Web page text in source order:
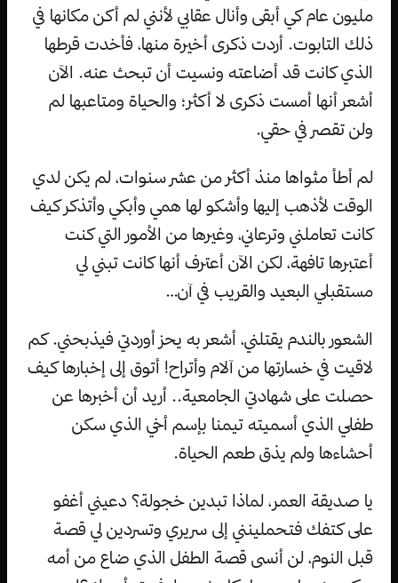
مليون عام كي أبقى وأنال عقابي لأنني لم أكن مكانها في
ذلك التابوت. أردت ذكرى أخيرة منها، فأخدت قرطها
الذي كانت قد أضاعته ونسيت أن تبحث عنه. الآن
أشعر أنها أمست ذكرى لا أكثر؛ والحياة ومتاعبها لم
ولن تقصر في حقي.
لم أطأ مثواها منذ أكثر من عشر سنوات، لم يكن لدي
الوقت لأذهب إليها وأشكو لها همي وأبكي وأتذكر كيف
كانت تعاملني وترعاني، وغيرها من الأمور التي كنت
أعتبرها تافهة، لكن الآن أعترف أنها كانت تبني لي
مستقبلي البعيد والقريب في آن…
الشعور بالندم يقتلني، أشعر به يحز أوردتي فيذبحني. كم
لاقيت في خسارتها من آلام وأتراح! أتوق إلى إخبارها كيف
حصلت على شهادتي الجامعية.. أريد أن أخبرها عن
طفلي الذي أسميته تيمنا بإسم أخي الذي سكن
أحشاءها ولم يذق طعم الحياة.
يا صديقة العمر، لماذا تبدين خجولة؟ دعيني أغفو
على كتفك فتحملينني إلى سريري وتسردين لي قصة
قبل النوم، لن أنسى قصة الطفل الذي ضاع من أمه